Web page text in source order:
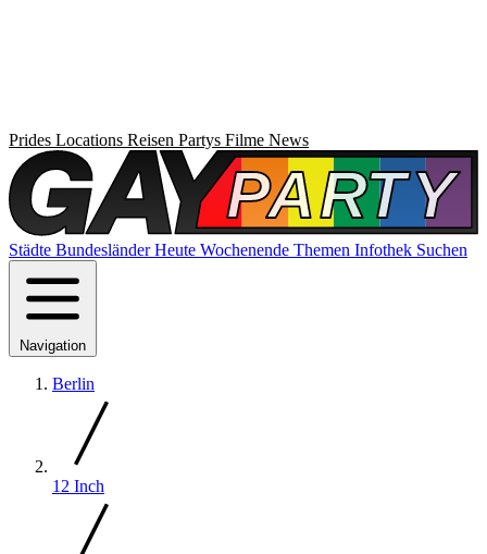
Prides Locations Reisen Partys Filme News
Städte BundesländerHeute Wochenende Themen Infothek Suchen
Navigation
Berlin
12 Inch